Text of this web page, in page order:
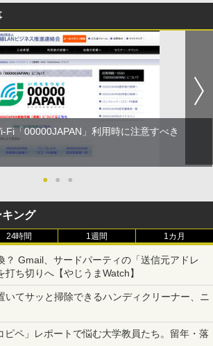
Fi「00000JAPAN」利用時に注意すべき
● ● ●
ング
24時間 1週間 1カ月
？ Gmail、サードパーティの「送信元アドレ
打ち切りへ【やじうまWatch】
いてサッと掃除できるハンディクリーナー、ニ
ピペ」レポートで悩む大学教員たち。留年・落